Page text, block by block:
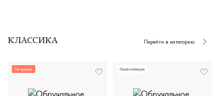
КЛАССИКА Перейти в категорию
Хит продаж Новая коллекция